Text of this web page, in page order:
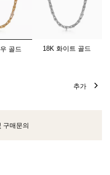
택됨
골드 18K 화이트 골드
추가
거나 예약하세요
구매문의